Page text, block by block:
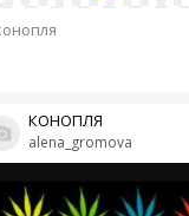
alena_gromova
КОНОПЛЯ